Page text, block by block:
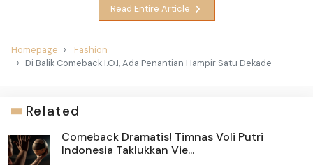
Read Entire Article
Homepage
Fashion
Di Balik Comeback I.O.I, Ada Penantian Hampir Satu Dekade
Related
Comeback Dramatis! Timnas Voli Putri
Indonesia Taklukkan Vie...